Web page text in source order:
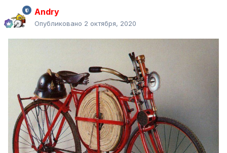
Andry
Опубликовано 2 октября, 2020